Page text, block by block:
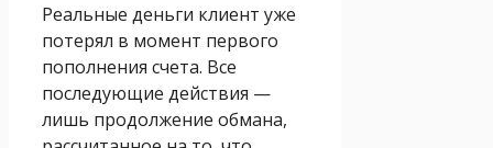
Реальные деньги клиент уже
потерял в момент первого
пополнения счета. Все
последующие действия —
лишь продолжение обмана,